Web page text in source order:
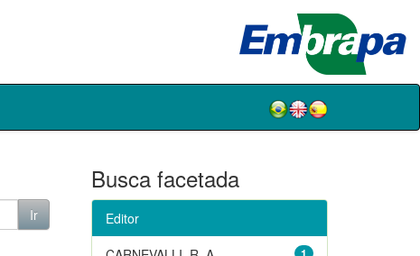
Busca facetada
Editor